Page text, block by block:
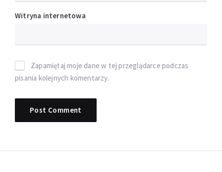
Witryna internetowa
Zapamiętaj moje dane w tej przeglądarce podczas
pisania kolejnych komentarzy.